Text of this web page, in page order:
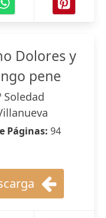
Dolores y
pene
Soledad
Páginas: 94